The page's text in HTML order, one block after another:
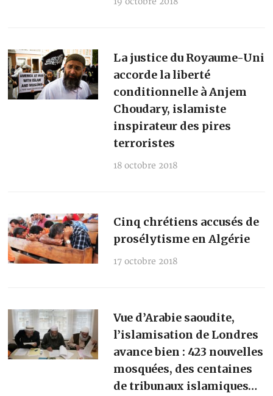
La justice du Royaume-Uni
accorde la liberté
conditionnelle à Anjem
Choudary, islamiste
inspirateur des pires
terroristes
18 octobre 2018
Cinq chrétiens accusés de
prosélytisme en Algérie
17 octobre 2018
Vue d’Arabie saoudite,
l’islamisation de Londres
avance bien : 423 nouvelles
mosquées, des centaines
de tribunaux islamiques…